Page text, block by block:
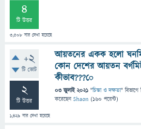
4
টি উত্তর
3,508 বার দেখা হয়েছে
+2
টি ভোট
2
টি উত্তর
1,429 বার দেখা হয়েছে
আয়তনের একক হলো
কোন দেশের আয়তন
কীভাব???ে
03 জুলাই 2021 "চিন্তা ও দক্ষতা" বিভাগে
করেছেনShaon (160 পয়েন্ট)